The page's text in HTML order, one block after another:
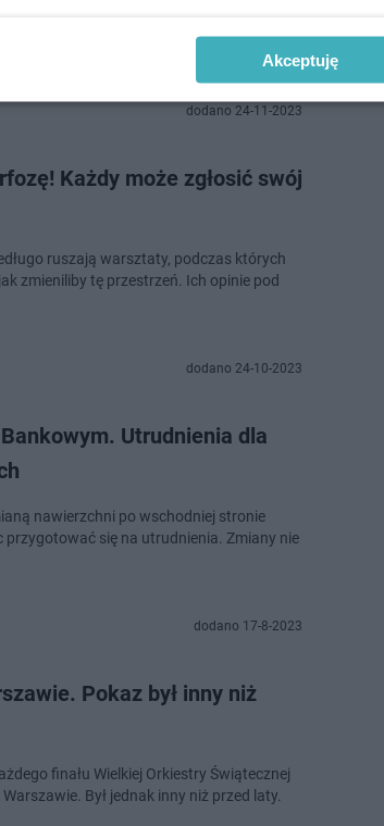
dodano 24-11-2023
Każdy może zgłosić swój
ruszają warsztaty, podczas których
zmieniliby tę przestrzeń. Ich opinie pod
dodano 24-10-2023
Utrudnienia dla
nawierzchni po wschodniej stronie
się na utrudnienia. Zmiany nie
dodano 17-8-2023
Pokaz był inny niż
finału Wielkiej Orkiestry Świątecznej
Był jednak inny niż przed laty.
Akceptuję